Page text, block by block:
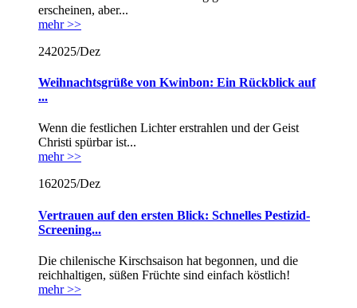
erscheinen, aber...
mehr >>
242025/Dez
Weihnachtsgrüße von Kwinbon: Ein Rückblick auf
...
Wenn die festlichen Lichter erstrahlen und der Geist
Christi spürbar ist...
mehr >>
162025/Dez
Vertrauen auf den ersten Blick: Schnelles Pestizid-
Screening...
Die chilenische Kirschsaison hat begonnen, und die
reichhaltigen, süßen Früchte sind einfach köstlich!
mehr >>